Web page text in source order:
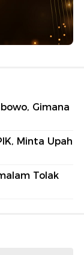
Gimana
Minta Upah
Tolak